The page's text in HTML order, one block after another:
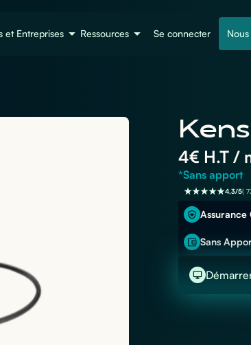
et Entreprises Ressources Se connecter
4€ H.T /
*Sans apport
4,3/5(
Assurance
Sans